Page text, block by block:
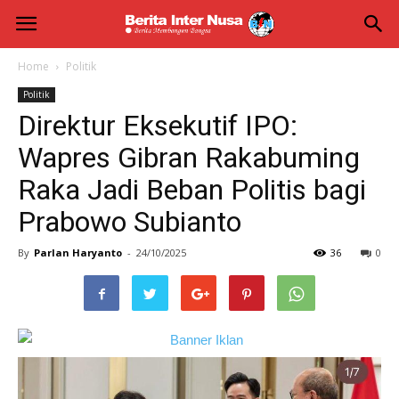
Berita
Inter
Nusa
Home Politik
Politik
Direktur Eksekutif IPO:
Wapres Gibran Rakabuming
Raka Jadi Beban Politis bagi
Prabowo Subianto
By Parlan Haryanto - 24/10/2025 0
36